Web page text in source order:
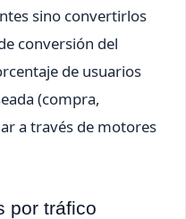
sino convertirlos
conversión del
de usuarios
(compra,
a través de motores
por tráfico